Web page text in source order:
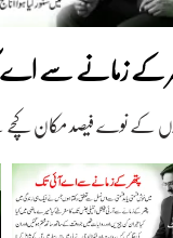
کے زمانے سے
کے نوے فیصد مکان